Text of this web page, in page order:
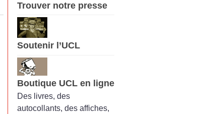
Trouver notre presse
Soutenir l’UCL
Boutique UCL en ligne
Des livres, des
autocollants, des affiches,